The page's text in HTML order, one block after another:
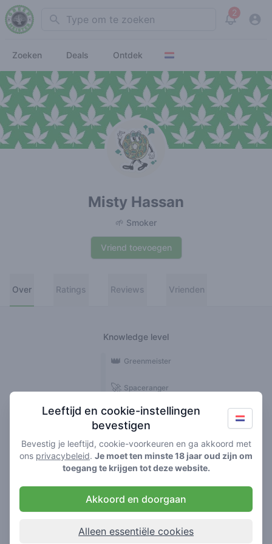
Search 2
View
Zoeken Deals Ontdek
Misty Hassan
🌱 Smoker
Vriend toevoegen
Over Ratings Reviews Vrienden
Knowledge level
🍃 Smoker
🌱 Roller
🥦 Stoner
🚀 Spaceranger
👑 Greenmeister
Reviews
Leeftijd en cookie-instellingen
bevestigen
Bevestig je leeftijd, cookie-voorkeuren en ga akkoord met
ons privacybeleid. Je moet ten minste 18 jaar oud zijn om
toegang te krijgen tot deze website.
Akkoord en doorgaan
Alleen essentiële cookies